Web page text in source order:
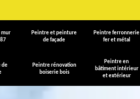
mur
Peintre et peinture
de façade
Peintre ferronnerie
fer et métal
de
Peintre rénovation
boiserie bois
Peintre en
bâtiment intérieur
et extérieur